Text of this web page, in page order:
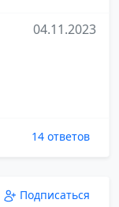
04.11.2023
14 ответов
Подписаться